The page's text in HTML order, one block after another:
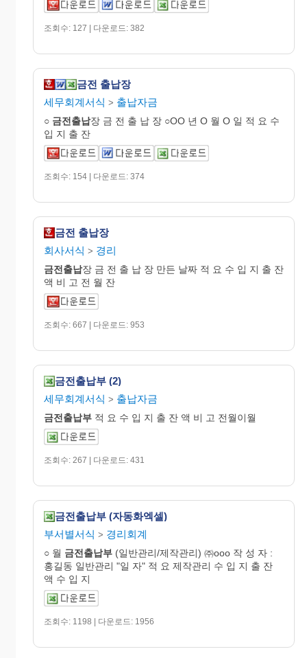
조회수: 127 | 다운로드: 382
금전 출납장
세무회계서식 > 출납자금
○ 금전출납장 금 전 출 납 장 ○OO 년 O 월 O 일 적 요 수
입 지 출 잔
조회수: 154 | 다운로드: 374
금전 출납장
회사서식 > 경리
금전출납장 금 전 출 납 장 만든 날짜 적 요 수 입 지 출 잔
액 비 고 전 월 잔
조회수: 667 | 다운로드: 953
금전출납부 (2)
세무회계서식 > 출납자금
금전출납부 적 요 수 입 지 출 잔 액 비 고 전월이월
조회수: 267 | 다운로드: 431
금전출납부 (자동화엑셀)
부서별서식 > 경리회계
○ 월 금전출납부 (일반관리/제작관리) ㈜ooo 작 성 자 :
홍길동 일반관리 "일 자" 적 요 제작관리 수 입 지 출 잔
액 수 입 지
조회수: 1198 | 다운로드: 1956